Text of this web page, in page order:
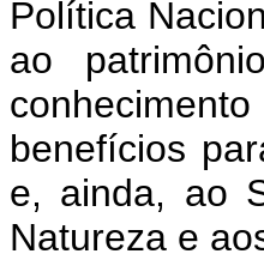
Política
ao
benefícios
e, ainda, ao
Natureza e